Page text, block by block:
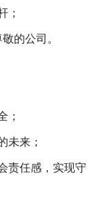
；
的公司。
；
未来；
责任感，实现守